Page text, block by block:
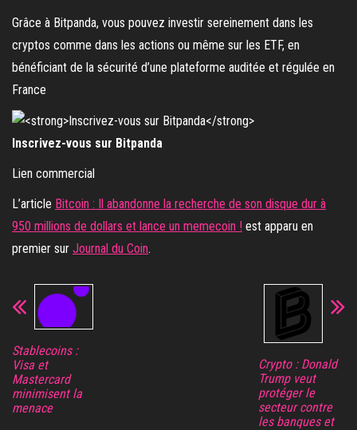
Grâce à Bitpanda, vous pouvez investir sereinement dans les
cryptos comme dans les actions ou même sur les ETF, en
bénéficiant de la sécurité d’une plateforme auditée et régulée en
France
Inscrivez-vous sur Bitpanda
Lien commercial
L’article Bitcoin : Il abandonne la recherche de son disque dur à
950 millions de dollars et lance un memecoin ! est apparu en
premier sur Journal du Coin.
Stablecoins :
Visa et
Mastercard
minimisent la
menace
Crypto : Donald
Trump veut
protéger le
secteur contre
les banques et